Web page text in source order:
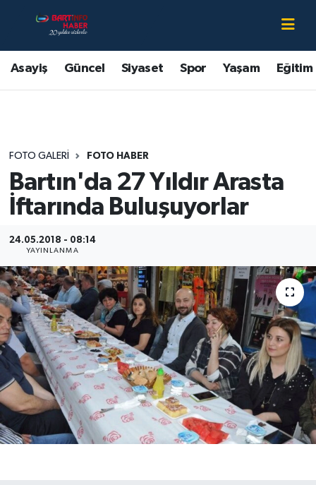
Asayiş Güncel Siyaset Spor Yaşam Eğitim
FOTO GALERI FOTO HABER
Bartın'da 27 Yıldır Arasta
İftarında Buluşuyorlar
24.05.2018 - 08:14
YAYINLANMA
Asayiş
Bartın Hakkında
Eğitim
Ekonomi
Güncel
Kültür-Sanat
Magazin
Medya
Sağlık
Sinema
Bartın Nöbetçi Eczaneler
Bartın Hava Durumu
Bartın Trafik Yoğunluk Haritası
Süper Lig Puan Durumu ve Fikstür
Tüm Manşetler
Son Dakika Haberleri
Haber Arşivi